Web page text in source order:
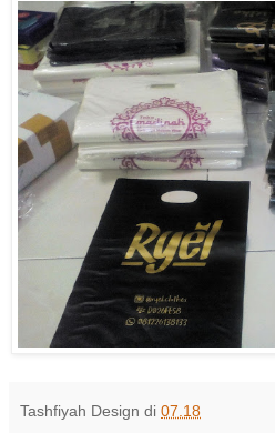
Tashfiyah Design di 07.18